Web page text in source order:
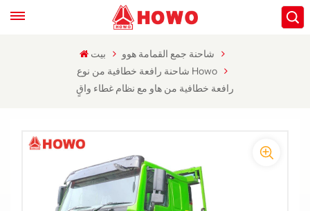
بيت
شاحنة جمع القمامة هوو
شاحنة رافعة خطافية من نوع Howo
رافعة خطافية من هاو مع نظام غطاء واقٍ